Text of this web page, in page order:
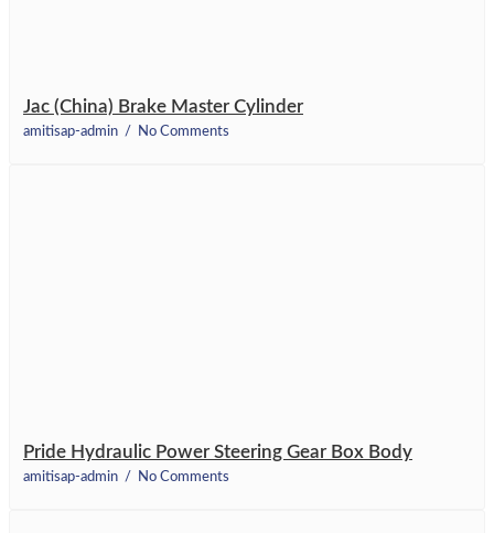
Jac (China) Brake Master Cylinder
amitisap-admin No Comments
Pride Hydraulic Power Steering Gear Box Body
amitisap-admin No Comments